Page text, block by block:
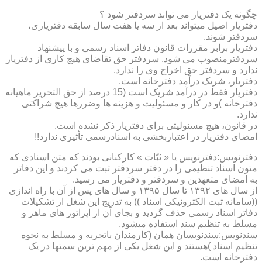
چگونه یک دفتریار می تواند سردفتر شود ؟
دفتریار اصیل میتواند بعد از سه یا هفت سال سابقه دفتریاری،
سردفتر شوند.
دفتریار برابر مقررات قانون دفاتر اسناد رسمی و با پیشنهاد
سردفترمنصوب می شود. سردفتر حق تقاضای هیچ کاری از دفتریار
ندارد و سردفتر حق اخراج وی را ندارد.
دفتریار، شریک درآمد دفترخانه است.
دفتریار فقط در درآمد شریک است (15 درصد از حق التحریر ماهیانه
دفترخانه )و در کار و مسئولیت و هزینه ها وضررها هیچ شراکتی
ندارد.
در قانون، هیچ مسئولیتی برای دفتریار ذکر نشده است.
امضای دفتریار در اعتباربخشی به اسنادرسمی تأثیری ندارد!!
دفترنویس:دفترنویس یا « ثبّات » کارکنانی بودند که متن اسنادی که
متون اسناد تنظیمی را در دفتر سردفتر ثبت می کردند و این دفاتر
به امضای متعهدین و سردفتر و دفتریار می رسید.
از سال های ۱۳۹۲ تا سال ۱۳۹۵ و سال های پس از آن با راه اندازی
((سامانه ثبت الکترونیکی اسناد )) به تدریج این شغل از تشکیلات
دفاتر اسناد رسمی حذف گردید و بجای آن از اپراتور های ماهر و
مسلط به تنظیم سند استفاده میشود.
سندنویس:سندنویسان همان (کارمندان باتجربه و مسلط به نحوه
تنظیم اسناد )هستند و این شغل یکی از مهم ترین سمتها در یک
دفترخانه است.